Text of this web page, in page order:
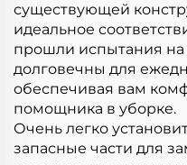
существующей
идеальное
прошли испытания на
долговечны для
обеспечивая вам
помощника в уборке.
Очень легко
запасные части для